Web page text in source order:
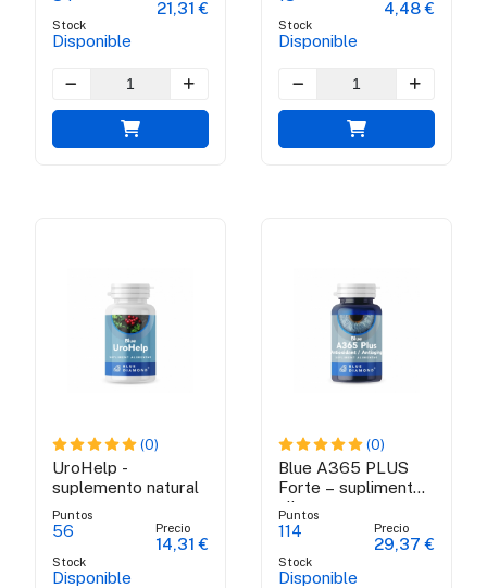
Stock
Disponible
21,31 €
Stock
Disponible
4,48 €
(0)
UroHelp -
suplemento natural
Puntos
56
Stock
Disponible
Precio
14,31 €
(0)
Blue A365 PLUS
Forte – supliment
alimentar
antioxidant
Puntos
114
Stock
Disponible
Precio
29,37 €